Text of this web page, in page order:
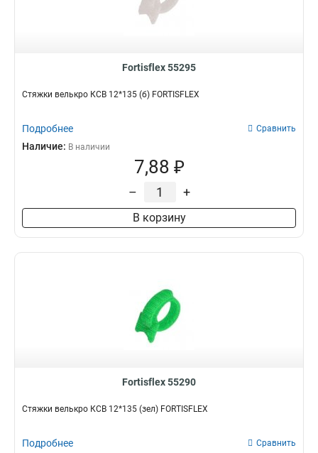
Fortisflex 55295
Стяжки велькро КСВ 12*135 (б) FORTISFLEX
Подробнее Сравнить
Наличие: В наличии
7,88 ₽
– +
В корзину
Fortisflex 55290
Стяжки велькро КСВ 12*135 (зел) FORTISFLEX
Подробнее Сравнить